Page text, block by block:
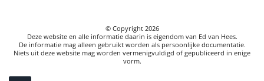
© Copyright 2026
Deze website en alle informatie daarin is eigendom van Ed van Hees.
De informatie mag alleen gebruikt worden als persoonlijke documentatie.
Niets uit deze website mag worden vermenigvuldigd of gepubliceerd in enige
vorm.